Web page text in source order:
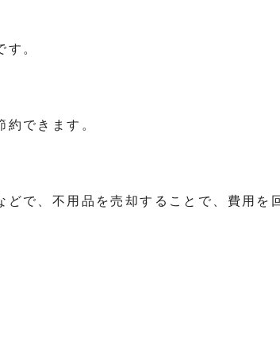
。
できます。
で、不用品を売却することで、費用を